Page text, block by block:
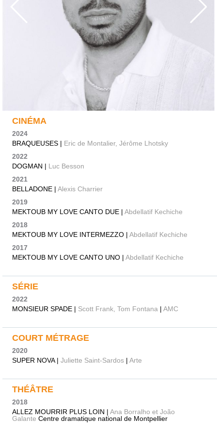
CINÉMA
2024
BRAQUEUSES | Eric de Montalier, Jérôme Lhotsky
2022
DOGMAN | Luc Besson
2021
BELLADONE | Alexis Charrier
2019
MEKTOUB MY LOVE CANTO DUE | Abdellatif Kechiche
2018
MEKTOUB MY LOVE INTERMEZZO | Abdellatif Kechiche
2017
MEKTOUB MY LOVE CANTO UNO | Abdellatif Kechiche
SÉRIE
2022
MONSIEUR SPADE | Scott Frank, Tom Fontana | AMC
COURT MÉTRAGE
2020
SUPER NOVA | Juliette Saint-Sardos | Arte
THÉÂTRE
2018
ALLEZ MOURRIR PLUS LOIN | Ana Borralho et João
Galante Centre dramatique national de Montpellier